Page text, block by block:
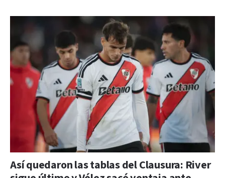
Así quedaron las tablas del Clausura: River